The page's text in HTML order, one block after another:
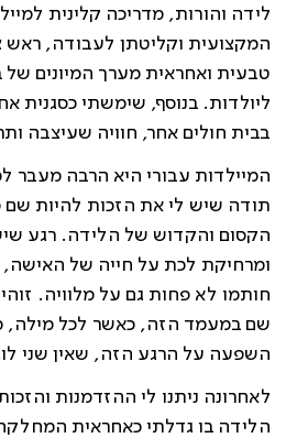
לידה והורות, מדריכה קלינית
המקצועית וקליטתן לעבודה, ראש
טבעית ואחראית מערך המיונים של
ליולדות. בנוסף, שימשתי כסגנית
בבית חולים אחר, חוויה שעיצבה
המיילדות עבורי היא הרבה מעבר
תודה שיש לי את הזכות להיות
הקסום והקדוש של הלידה. רגע
ומרחיקת לכת על חייה של
חותמו לא פחות גם על מלוויה.
שם במעמד הזה, כאשר לכל מילה,
השפעה על הרגע הזה, שאין שני
לאחרונה ניתנו לי ההזדמנות
הלידה בו גדלתי כאחראית